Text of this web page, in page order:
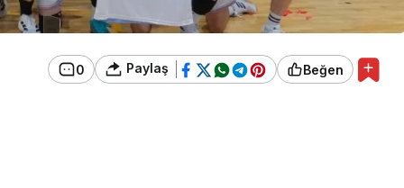
0 Paylaş Beğen